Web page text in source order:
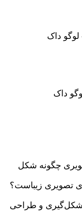
داک
چگونه شکل
تصویری زیباست؟
شکل‌گیری و طراحی